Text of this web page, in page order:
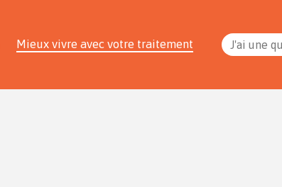
Mieux vivre avec votre traitement J'ai une